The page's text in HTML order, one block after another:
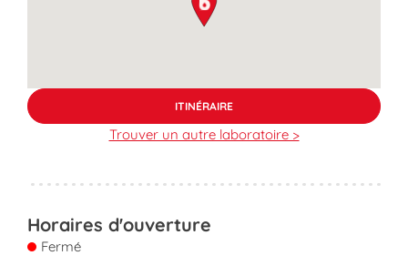
ITINÉRAIRE
Trouver un autre laboratoire >
Horaires d'ouverture
Fermé